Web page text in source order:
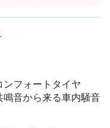
フォートタイヤ
音から来る車内騒音